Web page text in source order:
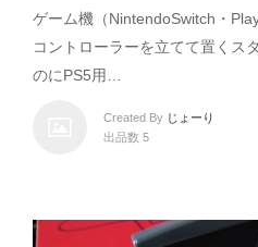
ゲーム機（NintendoSwitch・
コントローラーを立てて置くス
のにPS5用…
Created By じょーり
出品数 5